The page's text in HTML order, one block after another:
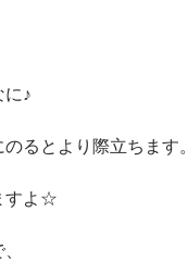
に♪
るとより際立ちます。
すよ☆